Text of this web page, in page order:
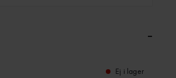
–
Ej i lager